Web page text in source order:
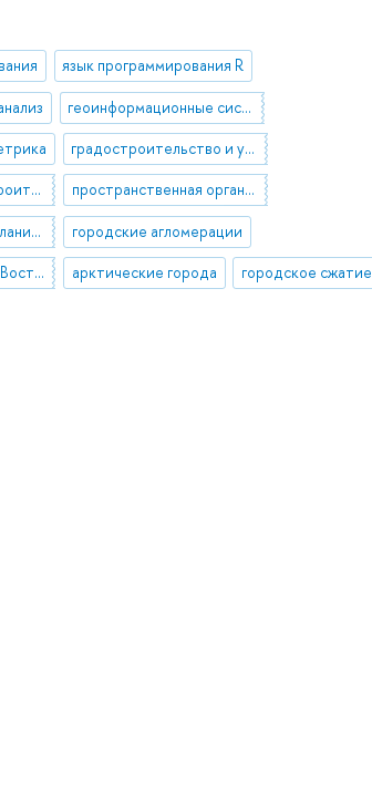
язык программирования R
геоинформационные системы
градостроительство и урбанистика
советское градостроительство пространственная организация России
территориальное планирование городские агломерации
Арктика и Дальний Восток арктические города городское сжатие